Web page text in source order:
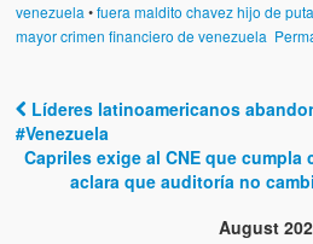
Cuentos
Chistes
venezuela•fuera maldito chavez hijo de puta
mayor crimen financiero de venezuela
Post navigation
Líderes latinoamericanos
#Venezuela
Capriles exige al CNE que cumpla
aclara que auditoría no
August